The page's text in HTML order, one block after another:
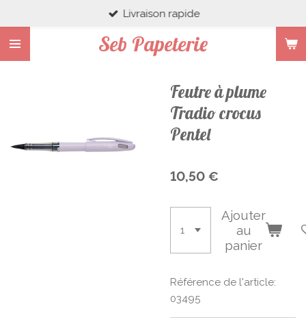
au
contenu
principal
Seb Papeterie
Livraison rapide
Feutre à plume
Tradio crocus
Pentel
10,50 €
Ajouter
au
panier
Référence de l'article:
03495